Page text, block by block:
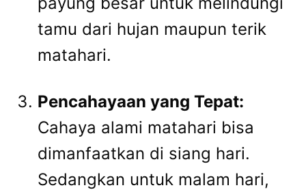
tamu dari hujan maupun terik
matahari.
Pencahayaan yang Tepat:
Cahaya alami matahari bisa
dimanfaatkan di siang hari.
Sedangkan untuk malam hari,